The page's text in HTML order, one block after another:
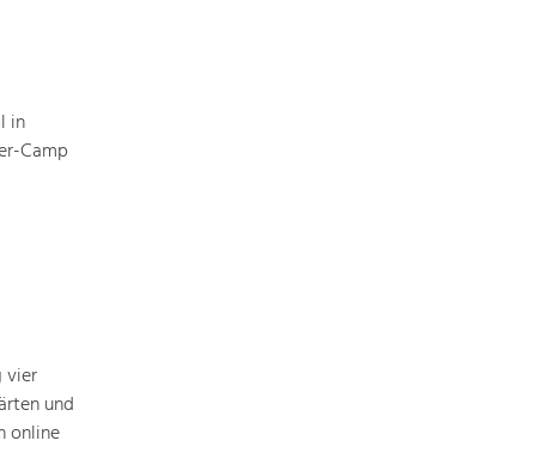
in
Camp
vier
und
online